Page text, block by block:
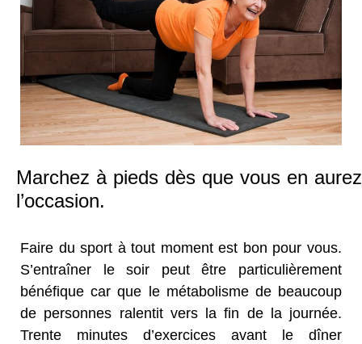
Marchez à pieds dès que vous en aurez
l’occasion.
Faire du sport à tout moment est bon pour vous.
S’entraîner le soir peut être particulièrement
bénéfique car que le métabolisme de beaucoup
de personnes ralentit vers la fin de la journée.
Trente minutes d’exercices avant le dîner